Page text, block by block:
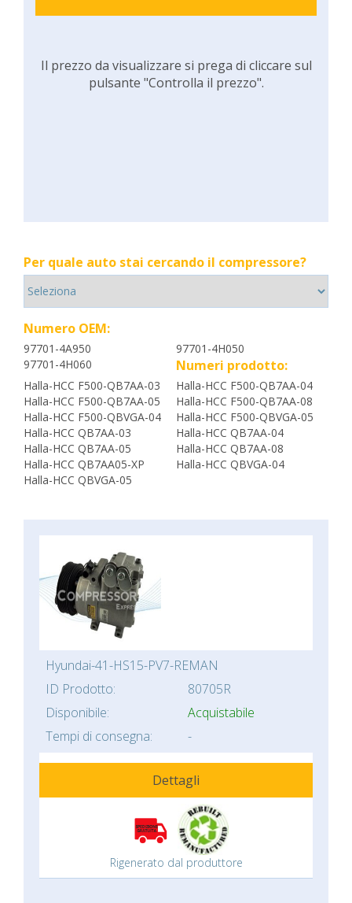
Il prezzo da visualizzare si prega di cliccare sul
pulsante "Controlla il prezzo".
Per quale auto stai cercando il compressore?
Numero OEM:
97701-4A950
97701-4H050
97701-4H060
Numeri prodotto:
Halla-HCC F500-QB7AA-03
Halla-HCC F500-QB7AA-04
Halla-HCC F500-QB7AA-05
Halla-HCC F500-QB7AA-08
Halla-HCC F500-QBVGA-04
Halla-HCC F500-QBVGA-05
Halla-HCC QB7AA-03
Halla-HCC QB7AA-04
Halla-HCC QB7AA-05
Halla-HCC QB7AA-08
Halla-HCC QB7AA05-XP
Halla-HCC QBVGA-04
Halla-HCC QBVGA-05
Hyundai-41-HS15-PV7-REMAN
ID Prodotto:
80705R
Disponibile:
Acquistabile
Tempi di consegna:
-
Dettagli
Rigenerato dal produttore